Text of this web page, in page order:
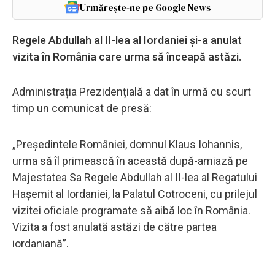
Urmărește-ne pe Google News
Regele Abdullah al II-lea al Iordaniei și-a anulat
vizita în România care urma să înceapă astăzi.
Administrația Prezidențială a dat în urmă cu scurt
timp un comunicat de presă:
„Președintele României, domnul Klaus Iohannis,
urma să îl primească în această după-amiază pe
Majestatea Sa Regele Abdullah al II-lea al Regatului
Hașemit al Iordaniei, la Palatul Cotroceni, cu prilejul
vizitei oficiale programate să aibă loc în România.
Vizita a fost anulată astăzi de către partea
iordaniană”.